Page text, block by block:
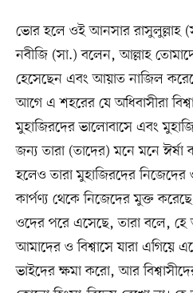
ভোর হলে ওই আনসার রাসুলুল্লাহ
নবীজি (সা.) বলেন, আল্লাহ
হেসেছেন এবং আয়াত নাজিল
আগে এ শহরের যে অধিবাসীরা
মুহাজিরদের ভালোবাসে এবং
জন্য তারা (তাদের) মনে মনে ঈর্ষা
হলেও তারা মুহাজিরদের নিজেদের
কার্পণ্য থেকে নিজেদের মুক্ত
ওদের পরে এসেছে, তারা বলে,
আমাদের ও বিশ্বাসে যারা এগিয়ে
ভাইদের ক্ষমা করো, আর